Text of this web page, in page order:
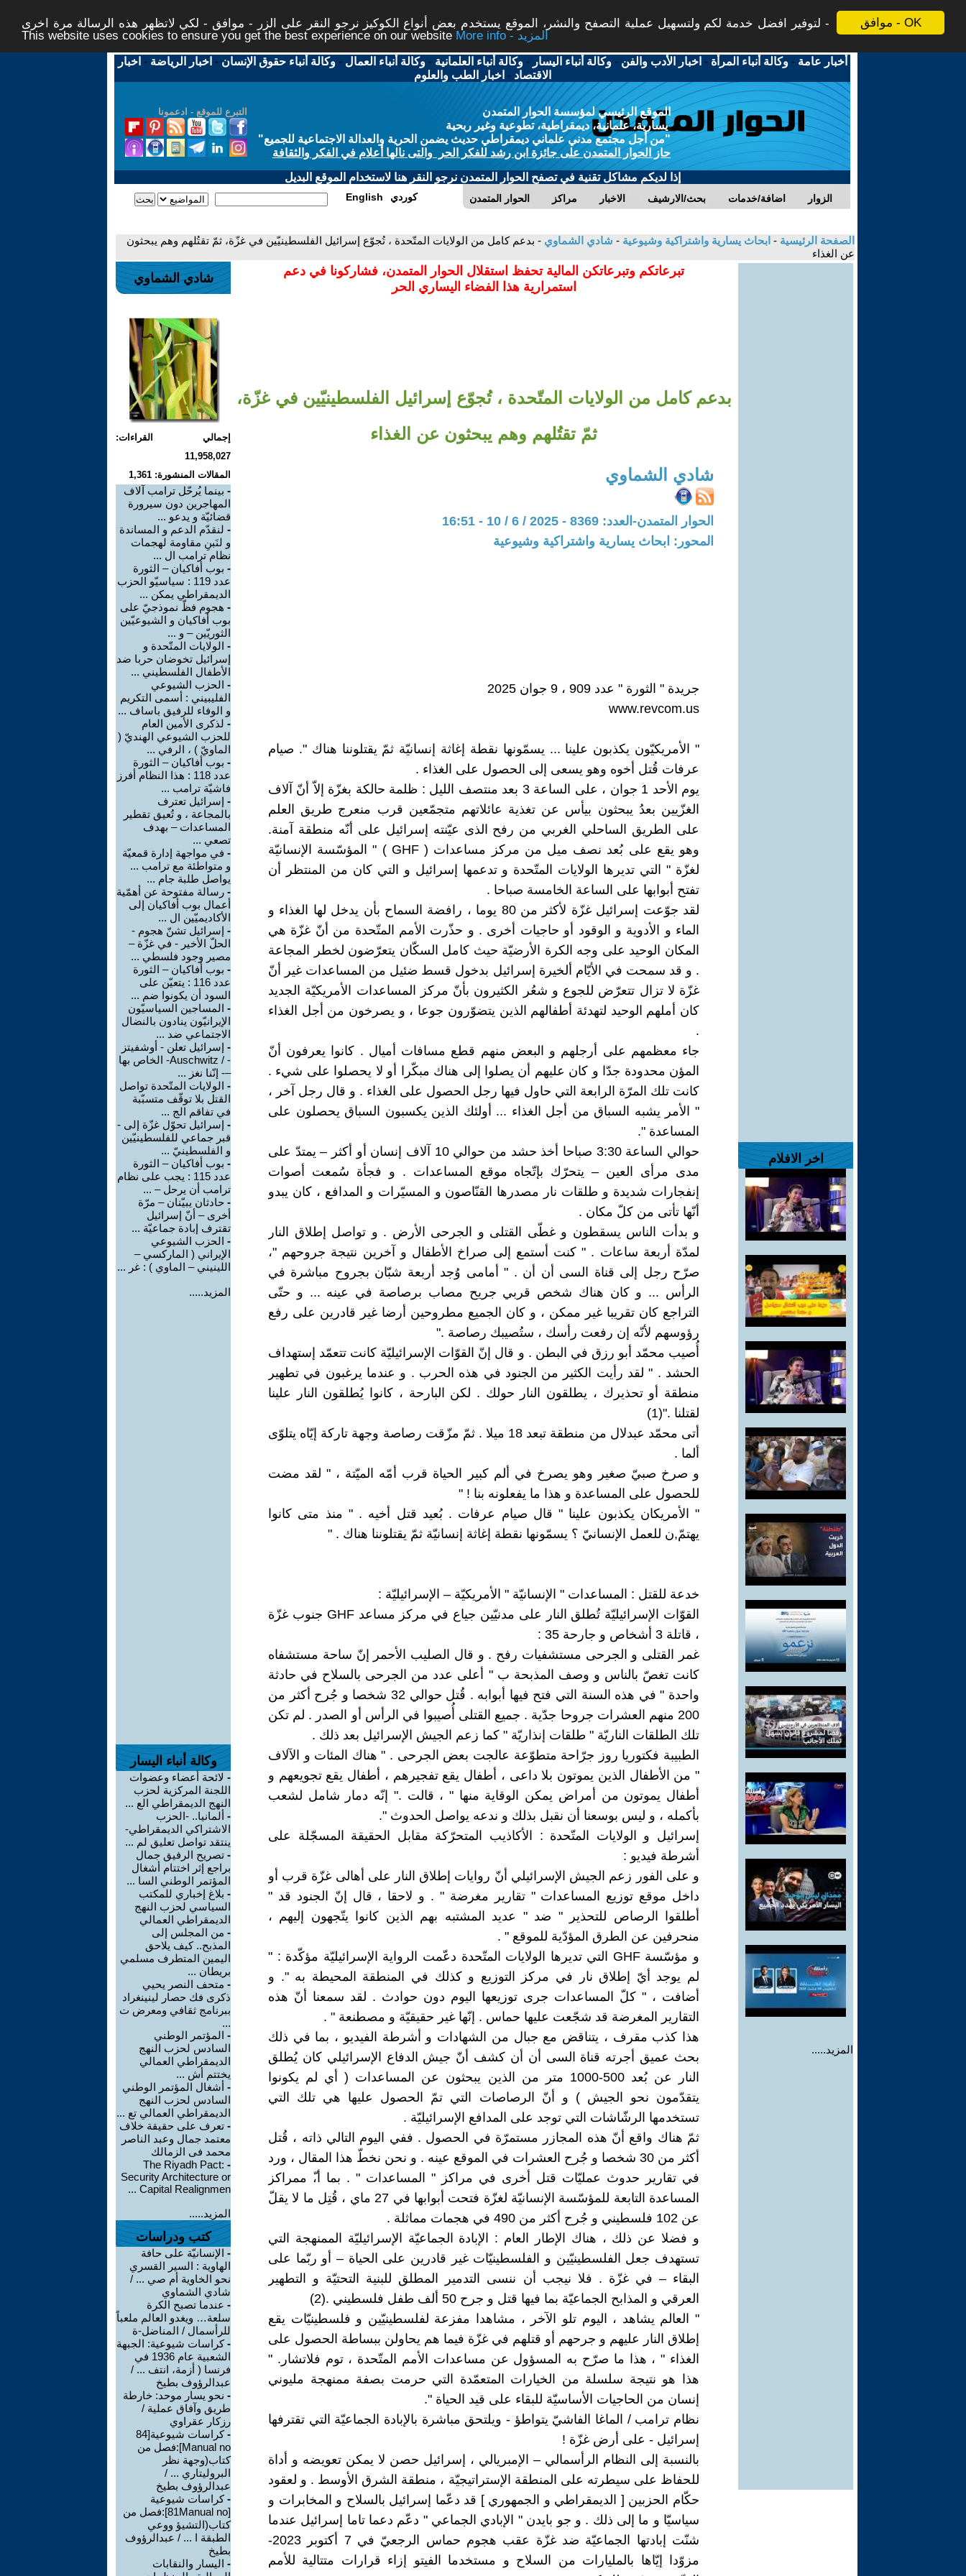
موافق - OK
لتوفير افضل خدمة لكم ولتسهيل عملية التصفح والنشر، الموقع يستخدم بعض أنواع الكوكيز نرجو النقر على الزر - موافق - لكي لاتظهر هذه الرسالة مرة اخرى -
This website uses cookies to ensure you get the best experience on our website
More info - المزيد
أخبار عامة -وكالة أنباء المرأة - اخبار الأدب والفن -وكالة أنباء اليسار -وكالة أنباء العلمانية -وكالة أنباء العمال -وكالة أنباء حقوق الإنسان - اخبار الرياضة - اخبار
الاقتصاد - اخبار الطب والعلوم
التبرع للموقع - ادعمونا
الموقع الرئيسي لمؤسسة الحوار المتمدن
يسارية، علمانية، ديمقراطية، تطوعية وغير ربحية
"من أجل مجتمع مدني علماني ديمقراطي حديث يضمن الحرية والعدالة الاجتماعية للجميع"
حاز الحوار المتمدن على جائزة ابن رشد للفكر الحر والتى نالها أعلام في الفكر والثقافة
إذا لديكم مشاكل تقنية في تصفح الحوار المتمدن نرجو النقر هنا لاستخدام الموقع البديل
الحوار المتمدن مراكز الاخبار بحث/الارشيف اضافة/خدمات الزوار English كوردي
الصفحة الرئيسية - ابحاث يسارية واشتراكية وشيوعية - شادي الشماوي - بدعم كامل من الولايات المتّحدة ، تُجوّع إسرائيل الفلسطينيّين في غزّة، ثمّ تقتُلهم وهم يبحثون
عن الغذاء
اخر الافلام
المزيد.....
تبرعاتكم وتبرعاتكن المالية تحفظ استقلال الحوار المتمدن، فشاركونا في دعم
استمرارية هذا الفضاء اليساري الحر
بدعم كامل من الولايات المتّحدة ، تُجوّع إسرائيل الفلسطينيّين في غزّة،
ثمّ تقتُلهم وهم يبحثون عن الغذاء
شادي الشماوي
الحوار المتمدن-العدد: 8369 - 2025 / 6 / 10 - 16:51
المحور: ابحاث يسارية واشتراكية وشيوعية
جريدة " الثورة " عدد 909 ، 9 جوان 2025
www.revcom.us
" الأمريكيّون يكذبون علينا ... يسمّونها نقطة إغاثة إنسانيّة ثمّ يقتلوننا هناك ". صيام
عرفات قُتل أخوه وهو يسعى إلى الحصول على الغذاء .
يوم الأحد 1 جوان ، على الساعة 3 بعد منتصف الليل : ظلمة حالكة بغزّة إلاّ أنّ آلاف
الغزّيين بعدُ يبحثون بيأس عن تغذية عائلاتهم متجمّعين قرب منعرج طريق العلم
على الطريق الساحلي الغربي من رفح الذى عيّنته إسرائيل على أنّه منطقة آمنة.
وهو يقع على بُعد نصف ميل من مركز مساعدات ( GHF ) " المؤسّسة الإنسانيّة
لغزّة " التي تديرها الولايات المتّحدة و تدعمها إسرائيل و التي كان من المنتظر أن
تفتح أبوابها على الساعة الخامسة صباحا .
لقد جوّعت إسرائيل غزّة لأكثر من 80 يوما ، رافضة السماح بأن يدخل لها الغذاء و
الماء و الأدوية و الوقود أو حاجيات أخرى . و حذّرت الأمم المتّحدة من أنّ غزّة هي
المكان الوحيد على وجه الكرة الأرضيّة حيث كامل السكّان يتعرّضون لخطر المجاعة
. و قد سمحت في الأيّام ألخيرة إسرائيل بدخول قسط ضئيل من المساعدات غير أنّ
غزّة لا تزال تتعرّض للجوع و شعُر الكثيرون بأنّ مركز المساعدات الأمريكيّة الجديد
كان أملهم الوحيد لتهدئة أطفالهم الذين يتضوّرون جوعا ، و يصرخون من أجل الغذاء
.
جاء معظمهم على أرجلهم و البعض منهم قطع مسافات أميال . كانوا يعرفون أنّ
المؤن محدودة جدّا و كان عليهم أن يصلوا إلى هناك مبكّرا أو لا يحصلوا على شيء .
كانت تلك المرّة الرابعة التي حاول فيها رجل الحصول على الغذاء . و قال رجل آخر ،
" الأمر يشبه السباق من أجل الغذاء ... أولئك الذين يكسبون السباق يحصلون على
المساعدة ".
حوالي الساعة 3:30 صباحا أخذ حشد من حوالي 10 آلاف إنسان أو أكثر – يمتدّ على
مدى مرأى العين – يتحرّك بإتّجاه موقع المساعدات . و فجأة سُمعت أصوات
إنفجارات شديدة و طلقات نار مصدرها القنّاصون و المسيّرات و المدافع ، كان يبدو
أنّها تأتى من كلّ مكان .
و بدأت الناس يسقطون و غطّى القتلى و الجرحى الأرض . و تواصل إطلاق النار
لمدّة أربعة ساعات . " كنت أستمع إلى صراخ الأطفال و آخرين نتيجة جروحهم "،
صرّح رجل إلى قناة السى أن أن . " أمامى وُجد أربعة شبّان بجروح مباشرة في
الرأس ... و كان هناك شخص قربي جريح مصاب برصاصة في عينه ... و حتّى
التراجع كان تقريبا غير ممكن ، و كان الجميع مطروحين أرضا غير قادرين على رفع
رؤوسهم لأنّه إن رفعت رأسك ، ستُصيبك رصاصة ."
أُصيب محمّد أبو رزق في البطن . و قال إنّ القوّات الإسرائيليّة كانت تتعمّد إستهداف
الحشد . " لقد رأيت الكثير من الجنود في هذه الحرب . و عندما يرغبون في تطهير
منطقة أو تحذيرك ، يطلقون النار حولك . لكن البارحة ، كانوا يُطلقون النار علينا
لقتلنا ."(1)
أتى محمّد عبدلال من منطقة تبعد 18 ميلا . ثمّ مزّقت رصاصة وجهة تاركة إيّاه يتلوّى
ألما .
و صرخ صبيّ صغير وهو يصرخ في ألم كبير الحياة قرب أمّه الميّتة ، " لقد مضت
للحصول على المساعدة و هذا ما يفعلونه بنا ! "
" الأمريكان يكذبون علينا " قال صيام عرفات . بُعيد قتل أخيه . " منذ متى كانوا
يهتمّ,ن للعمل الإنسانيّ ؟ يسمّونها نقطة إغاثة إنسانيّة ثمّ يقتلوننا هناك . "
خدعة للقتل : المساعدات " الإنسانيّة " الأمريكيّة – الإسرائيليّة :
القوّات الإسرائيليّة تُطلق النار على مدنيّين جياع في مركز مساعد GHF جنوب غزّة
، قاتلة 3 أشخاص و جارحة 35 :
غمر القتلى و الجرحى مستشفيات رفح . و قال الصليب الأحمر إنّ ساحة مستشفاه
كانت تغصّ بالناس و وصف المذبحة ب " أعلى عدد من الجرحى بالسلاح في حادثة
واحدة " في هذه السنة التي فتح فيها أبوابه . قُتل حوالي 32 شخصا و جُرح أكثر من
200 منهم العشرات جروحا جدّية . جميع القتلى أُصيبوا في الرأس أو الصدر . لم تكن
تلك الطلقات الناريّة " طلقات إنذاريّة " كما زعم الجيش الإسرائيل بعد ذلك .
الطبيبة فكتوريا روز جرّاحة متطوّعة عالجت بعض الجرحى . " هناك المئات و الآلاف
" من الأطفال الذين يموتون بلا داعى ، أطفال يقع تفجيرهم ، أطفال يقع تجويعهم و
أطفال يموتون من أمراض يمكن الوقاية منها " ، قالت ." إنّه دمار شامل لشعب
بأكمله ، و ليس بوسعنا أن نقبل بذلك و ندعه يواصل الحدوث ".
إسرائيل و الولايات المتّحدة : الأكاذيب المتحرّكة مقابل الحقيقة المسجّلة على
أشرطة فيديو :
و على الفور زعم الجيش الإسرائيلي أنّ روايات إطلاق النار على أهالى غزّة قرب أو
داخل موقع توزيع المساعدات " تقارير مغرضة " . و لاحقا ، قال إنّ الجنود قد "
أطلقوا الرصاص للتحذير " ضد " عديد المشتبه بهم الذين كانوا يتّجهون إليهم ،
منحرفين عن الطرق المؤدّية للموقع " .
و مؤسّسة GHF التي تديرها الولايات المتّحدة دعّمت الرواية الإسرائيليّة مؤكّدة : "
لم يوجد أيّ إطلاق نار في مركز التوزيع و كذلك في المنطقة المحيطة به ". و
أضافت ، " كلّ المساعدات جرى توزيعها اليوم دون حوادث . لقد سمعنا أنّ هذه
التقارير المغرضة قد شجّعت عليها حماس . إنّها غير حقيقيّة و مصطنعة " .
هذا كذب مقرف ، يتناقض مع جبال من الشهادات و أشرطة الفيديو ، بما في ذلك
بحث عميق أجرته قناة السى أن أن كشف أنّ جيش الدفاع الإسرائيلي كان يُطلق
النار عن بُعد 500-1000 متر من الذين يبحثون عن المساعدات ( أي لم يكونوا
يتقدّمون نحو الجيش ) و أنّ الرصاصات التي تمّ الحصول عليها هي تلك التي
تستخدمها الرشّاشات التي توجد على المدافع الإسرائيليّة .
ثمّ هناك واقع أنّ هذه المجازر مستمرّة في الحصول . ففي اليوم التالي ذاته ، قُتل
أكثر من 30 شخصا و جُرح العشرات في الموقع عينه . و نحن نخطّ هذا المقال ، ورد
في تقارير حدوث عمليّات قتل أخرى في مراكز " المساعدات " . بما أ،ّ ممراكز
المساعدة التابعة للمؤسّسة الإنسانيّة لغزّة فتحت أبوابها في 27 ماي ، قُتِل ما لا يقلّ
عن 102 فلسطيني و جُرح أكثر من 490 في هجمات مماثلة .
و فضلا عن ذلك ، هناك الإطار العام : الإبادة الجماعيّة الإسرائيليّة الممنهجة التي
تستهدف جعل الفلسطينيّين و الفلسطينيّات غير قادرين على الحياة – أو ربّما على
البقاء – في غزّة . فلا نيجب أن ننسى التدمير المطلق للبنية التحتيّة و التطهير
العرقي و المذابح الجماعيّة بما فيها قتل و جرح 50 ألف طفل فلسطيني .(2)
" العالم يشاهد ، اليوم تلو الآخر ، مشاهدا مفزعة لفلسطينيّين و فلسطينيّات يقع
إطلاق النار عليهم و جرحهم أو قتلهم في غزّة فيما هم يحاولن ببساطة الحصول على
الغذاء " ، هذا ما صرّح به المسؤول عن مساعدات الأمم المتّحدة ، توم فلاتشار. "
هذا هو نتيجة سلسلة من الخيارات المتعمّدة التي حرمت بصفة ممنهجة مليوني
إنسان من الحاجيات الأساسيّة للبقاء على قيد الحياة ".
نظام ترامب / الماغا الفاشيّ يتواطؤ - ويلتحق مباشرة بالإبادة الجماعيّة التي تقترفها
إسرائيل - على أرض غزّة !
بالنسبة إلى النظام الرأسمالي – الإمبريالي ، إسرائيل حصن لا يمكن تعويضه و أداة
للحفاظ على سيطرته على المنطقة الإستراتيجيّة ، منطقة الشرق الأوسط . و لعقود
حكّام الحزبين [ الديمقراطي و الجمهوري ] قد دعّما إسرائيل بالسلاح و المخابرات و
سياسيّا و ما إلى ذلك . و جو بايدن " الإبادي الجماعي " دعّم دعما تاما إسرائيل عندما
شنّت إبادتها الجماعيّة ضد غزّة عقب هجوم حماس الرجعيّ في 7 أكتوبر 2023-
مزوّدا إيّاها بالمليارات من السلاح و مستخدما الفيتو إزاء قرارات متتالية للأمم
شادي الشماوي
إجمالي القراءات:
11,958,027
المقالات المنشورة: 1,361
- بينما يُرحّل ترامب آلاف
المهاجرين دون سيرورة
قضائيّة و يدعو ...
- لنقدّم الدعم و المساندة
و لنَبنِ مقاومة لهجمات
نظام ترامب ال ...
- بوب أفاكيان – الثورة
عدد 119 : سياسيّو الحزب
الديمقراطي يمكن ...
- هجوم فظّ نموذجيّ على
بوب أفاكيان و الشيوعيّين
الثوريّين – و ...
- الولايات المتّحدة و
إسرائيل تخوضان حربا ضد
الأطفال الفلسطيني ...
- الحزب الشيوعي
الفليبيني : أسمى التكريم
و الوفاء للرفيق باساف ...
- لذكرى الأمين العام
للحزب الشيوعي الهنديّ (
الماويّ ) ، الرفي ...
- بوب أفاكيان – الثورة
عدد 118 : هذا النظام أفرز
فاشيّة ترامب ...
- إسرائيل تعترف
بالمجاعة ، و تُعيق تقطير
المساعدات – بهدف
تصعي ...
- في مواجهة إدارة قمعيّة
و متواطئة مع ترامب ...
يواصل طلبة جام ...
- رسالة مفتوحة عن أهمّية
أعمال بوب أفاكيان إلى
الأكاديميّين ال ...
- إسرائيل تشنّ هجوم -
الحلّ الأخير - في غزّة –
مصير وجود فلسطي ...
- بوب أفاكيان – الثورة
عدد 116 : يتعيّن على
السود أن يكونوا ضم ...
- المساجين السياسيّون
الإيرانيّون ينادون بالنضال
الاجتماعي ضد ...
- إسرائيل تعلن - أوشفيتز
- / Auschwitz- الخاص بها
–- إنّنا نغز ...
- الولايات المتّحدة تواصل
القتل بلا توقّف متسبّبة
في تفاقم الج ...
- إسرائيل تحوّل غزّة إلى -
قبر جماعي للفلسطينيّين
و الفلسطينيّ ...
- بوب أفاكيان – الثورة
عدد 115 : يجب على نظام
ترامب أن يرحل – ...
- حادثان يبيّنان – مرّة
أخرى – أنّ إسرائيل
تقترف إبادة جماعيّة ...
- الحزب الشيوعي
الإيراني ( الماركسي –
اللينيني – الماوي ) : غر ...
المزيد.....
وكالة أنباء اليسار
- لائحة أعضاء وعضوات
اللجنة المركزية لحزب
النهج الديمقراطي الع ...
- ألمانيا.. -الحزب
الاشتراكي الديمقراطي-
ينتقد تواصل تعليق لم ...
- تصريح الرفيق جمال
براجع إثر اختتام أشغال
المؤتمر الوطني السا ...
- بلاغ إخباري للمكتب
السياسي لحزب النهج
الديمقراطي العمالي
- من المجلس إلى
المذبح.. كيف يلاحق
اليمين المتطرف مسلمي
بريطان ...
- متحف النصر يحيي
ذكرى فك حصار لينينغراد
ببرنامج ثقافي ومعرض ت
...
- المؤتمر الوطني
السادس لحزب النهج
الديمقراطي العمالي
يختتم أش ...
- أشغال المؤتمر الوطني
السادس لحزب النهج
الديمقراطي العمالي تع ...
- تعرف على حقيقة خلاف
معتمد جمال وعبد الناصر
محمد فى الزمالك
-
The Riyadh Pact:
Security Architecture or
Capital Realignmen ...
المزيد.....
كتب ودراسات
- الإنسانيّة على حافة
الهاوية : السير القسري
نحو الخاوية أم صي ... /
شادي الشماوي
- عندما تصبح الكرة
سلعة… ويغدو العالم ملعباً
للرأسمال / المناضل-ة
-كراسات شيوعية: الجبهة
الشعبية عام 1936 في
فرنسا ( أزمة، انتف ... /
عبدالرؤوف بطيخ
- نحو يسار موحد: خارطة
طريق وآفاق عملية /
رزكار عقراوي
-
كراسات شيوعية[84
Manual no]:فصل من
كتاب(وجهة نظر
البروليتاري ... /
عبدالرؤوف بطيخ
-كراسات شيوعية
[81Manual no]:فصل من
كتاب(التشيؤ ووعي
الطبقة ا ... / عبدالرؤوف
بطيخ
- اليسار والنقابات